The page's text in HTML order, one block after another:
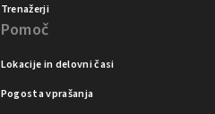
Trenažerji
Pomoč
Lokacije in delovni časi
Pogosta vprašanja